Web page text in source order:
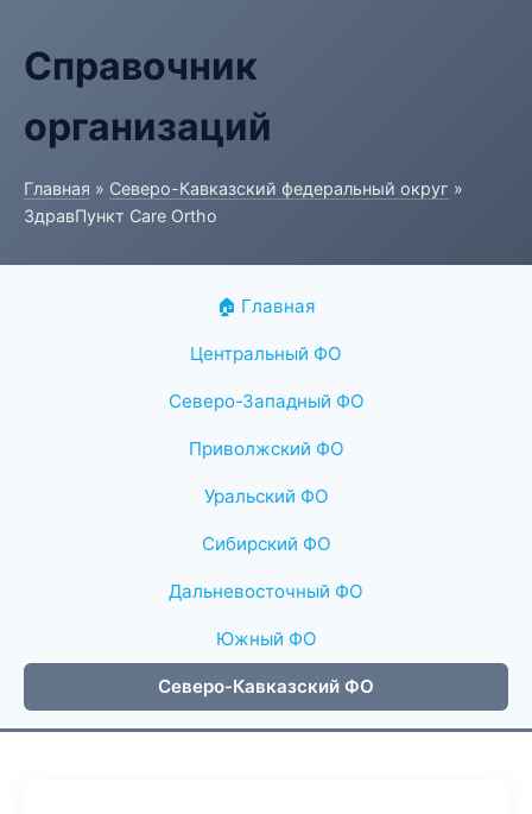
Справочник
организаций
Главная » Северо-Кавказский федеральный округ »
ЗдравПункт Care Ortho
🏠 Главная
Центральный ФО
Северо-Западный ФО
Приволжский ФО
Уральский ФО
Сибирский ФО
Дальневосточный ФО
Южный ФО
Северо-Кавказский ФО